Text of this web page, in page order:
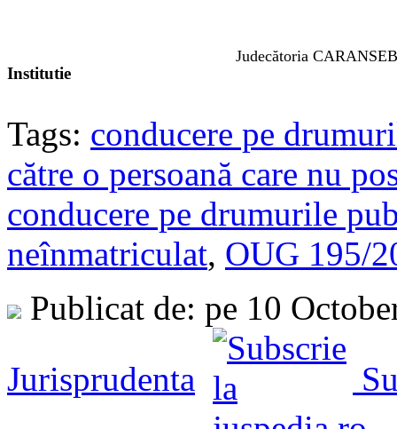
Institutie
Judecătoria
Tags: conducere pe
către o persoană care nu
conducere pe drumurile
neînmatriculat, OUG 195/
Publicat de: pe 10
Jurisprudenta